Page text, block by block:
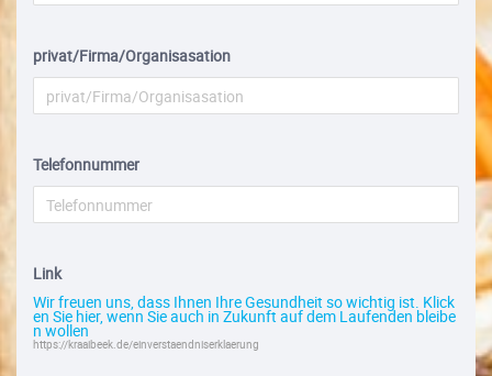
privat/Firma/Organisasation
Telefonnummer
Link
Wir freuen uns, dass Ihnen Ihre Gesundheit so wichtig ist. Klick
en Sie hier, wenn Sie auch in Zukunft auf dem Laufenden bleibe
n wollen
https://kraaibeek.de/einverstaendniserklaerung